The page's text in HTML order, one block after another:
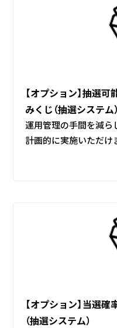
【オプション】抽選
みくじ（抽選システム）
運用管理の手間を減ら
計画的に実施いただけ
【オプション】当選
（抽選システム）